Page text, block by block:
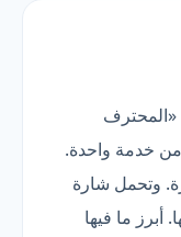
من خدمة واحدة.
وتحمل شارة
أبرز ما فيها